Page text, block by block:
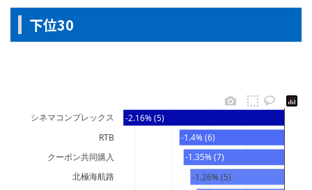
下位30
-1.26% (5)
-1.35% (7)
-1.4% (6)
-2.16% (5)
北極海航路
クーポン共同購入
RTB
シネマコンプレックス